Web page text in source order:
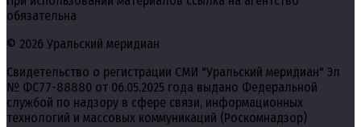
обязательна
© 2026 Уральский меридиан
Свидетельство о регистрации СМИ "Уральский меридиан" Эл
№ ФС77-88880 от 06.05.2025 года выдано Федеральной
службой по надзору в сфере связи, информационных
технологий и массовых коммуникаций (Роскомнадзор)